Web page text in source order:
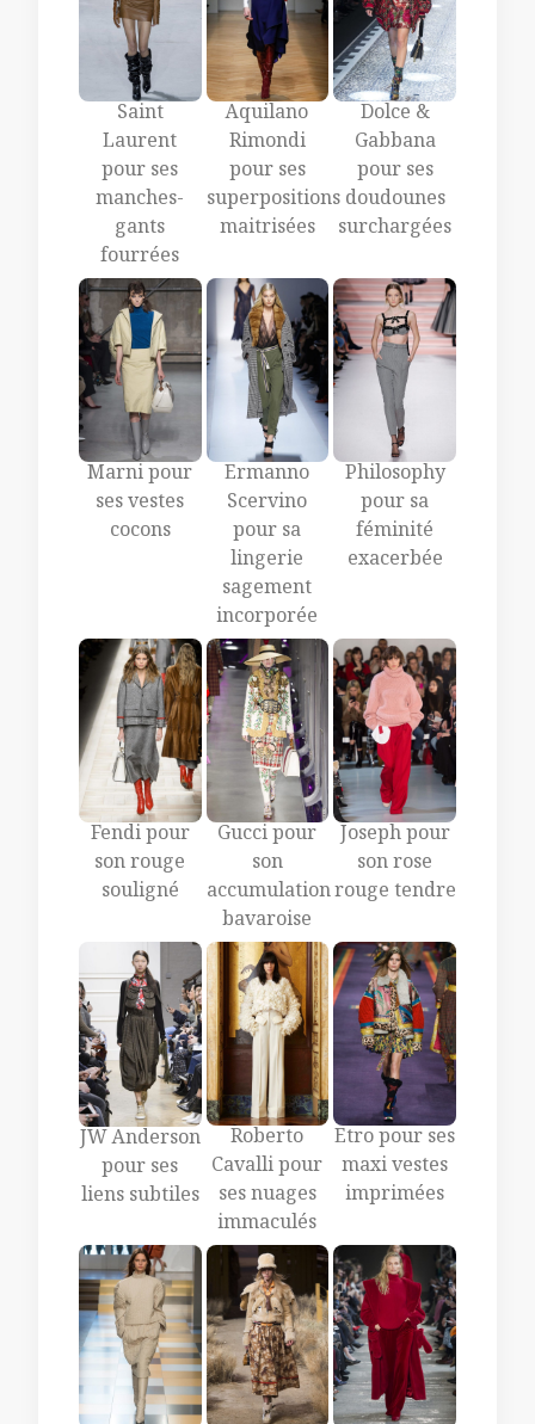
Saint
Laurent
pour ses
manches-
gants
fourrées
Aquilano
Rimondi
pour ses
superpositions
maitrisées
Dolce &
Gabbana
pour ses
doudounes
surchargées
Marni pour
ses vestes
cocons
Ermanno
Scervino
pour sa
lingerie
sagement
incorporée
Philosophy
pour sa
féminité
exacerbée
Fendi pour
son rouge
souligné
Gucci pour
son
accumulation
bavaroise
Joseph pour
son rose
rouge tendre
JW Anderson
pour ses
liens subtiles
Roberto
Cavalli pour
ses nuages
immaculés
Etro pour ses
maxi vestes
imprimées